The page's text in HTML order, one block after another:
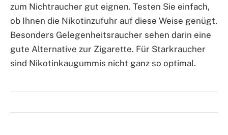
zum Nichtraucher gut eignen. Testen Sie einfach,
ob Ihnen die Nikotinzufuhr auf diese Weise genügt.
Besonders Gelegenheitsraucher sehen darin eine
gute Alternative zur Zigarette. Für Starkraucher
sind Nikotinkaugummis nicht ganz so optimal.